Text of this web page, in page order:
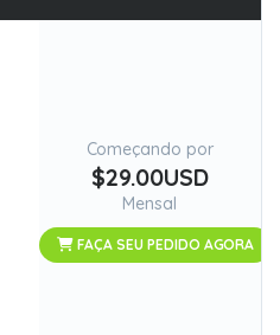
Começando por
$29.00USD
Mensal
FAÇA SEU PEDIDO AGORA